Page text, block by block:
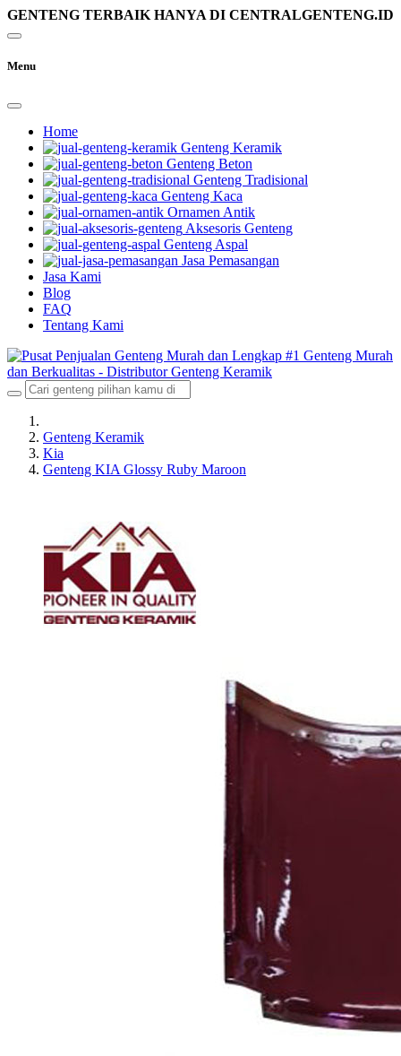
GENTENG TERBAIK HANYA DI CENTRALGENTENG.ID
Menu
Home
Genteng Keramik
Genteng Beton
Genteng Tradisional
Genteng Kaca
Ornamen Antik
Aksesoris Genteng
Genteng Aspal
Jasa Pemasangan
Jasa Kami
Blog
FAQ
Tentang Kami
Genteng Keramik
Kia
Genteng KIA Glossy Ruby Maroon